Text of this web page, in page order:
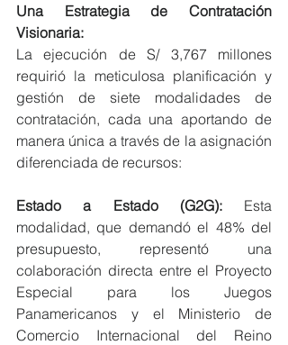
Una Estrategia de Contratación
Visionaria:
La ejecución de S/ 3,767 millones
requirió la meticulosa planificación y
gestión de siete modalidades de
contratación, cada una aportando de
manera única a través de la asignación
diferenciada de recursos:
Estado a Estado (G2G): Esta
modalidad, que demandó el 48% del
presupuesto, representó una
colaboración directa entre el Proyecto
Especial para los Juegos
Panamericanos y el Ministerio de
Comercio Internacional del Reino